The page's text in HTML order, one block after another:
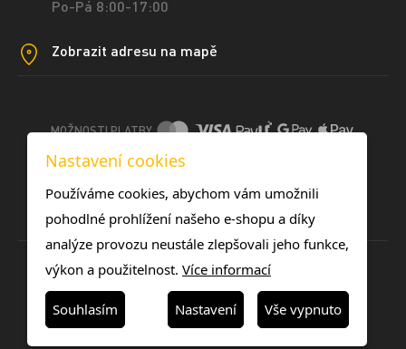
Po-Pá 8:00-17:00
Zobrazit adresu na mapě
MOŽNOSTI PLATBY
DOPRAVNÍ METODY
Nastavení cookies
Používáme cookies, abychom vám umožnili
pohodlné prohlížení našeho e-shopu a díky
analýze provozu neustále zlepšovali jeho funkce,
výkon a použitelnost. Více informací
Souhlasím Nastavení Vše vypnuto